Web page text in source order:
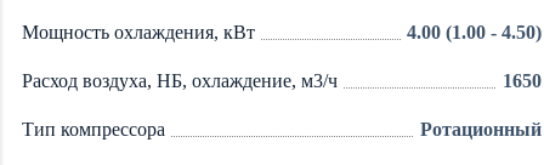
Мощность охлаждения, кВт 4.00 (1.00 - 4.50)
Расход воздуха, НБ, охлаждение, м3/ч 1650
Тип компрессора Ротационный